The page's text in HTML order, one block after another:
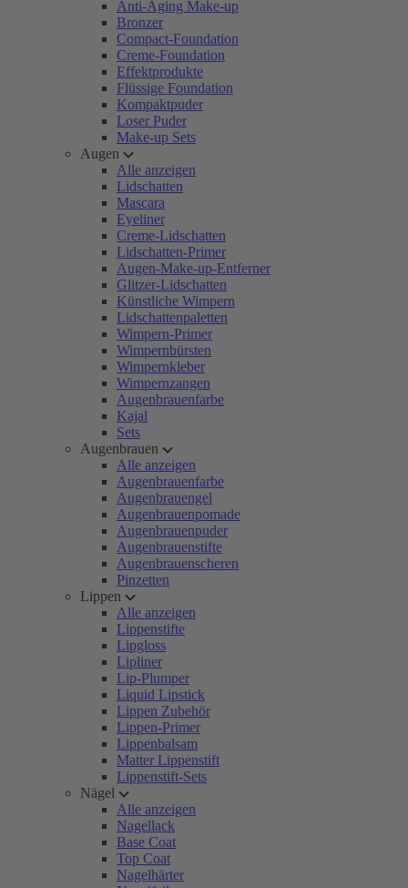
Anti-Aging Make-up
Bronzer
Compact-Foundation
Creme-Foundation
Effektprodukte
Flüssige Foundation
Kompaktpuder
Loser Puder
Make-up Sets
Augen
Alle anzeigen
Lidschatten
Mascara
Eyeliner
Creme-Lidschatten
Lidschatten-Primer
Augen-Make-up-Entferner
Glitzer-Lidschatten
Künstliche Wimpern
Lidschattenpaletten
Wimpern-Primer
Wimpernbürsten
Wimpernkleber
Wimpernzangen
Augenbrauenfarbe
Kajal
Sets
Augenbrauen
Alle anzeigen
Augenbrauenfarbe
Augenbrauengel
Augenbrauenpomade
Augenbrauenpuder
Augenbrauenstifte
Augenbrauenscheren
Pinzetten
Lippen
Alle anzeigen
Lippenstifte
Lipgloss
Lipliner
Lip-Plumper
Liquid Lipstick
Lippen Zubehör
Lippen-Primer
Lippenbalsam
Matter Lippenstift
Lippenstift-Sets
Nägel
Alle anzeigen
Nagellack
Base Coat
Top Coat
Nagelhärter